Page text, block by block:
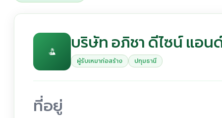
บริษัท อภิชา ดีไซน์ แอ
ผู้รับเหมาก่อสร้าง ปทุมธานี
ที่อยู่